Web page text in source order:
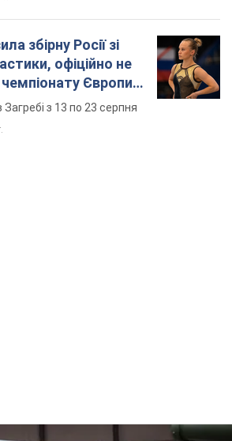
збірну Росії зі
офіційно не
Європи
Загребі з 13 по 23 серпня